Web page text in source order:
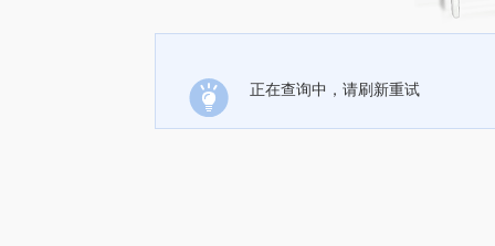
正在查询中，请刷新重试